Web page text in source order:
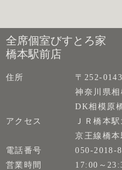
全席個室びすとろ家
橋本駅前店
住所
〒252-0143
神奈川県
DK相模原
アクセス
ＪＲ橋本
京王線橋
電話番号
050-2018-
営業時間
17:00～